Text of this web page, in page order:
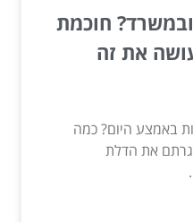
חוכמת
את זה
באמצע היום? כמה
את הדלת